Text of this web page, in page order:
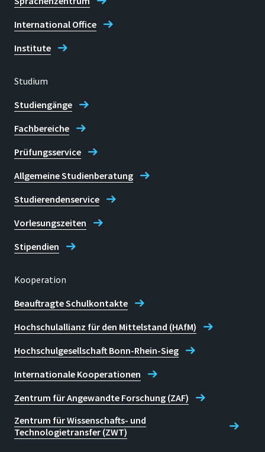
International Office
Institute
Studium
Studiengänge
Fachbereiche
Prüfungsservice
Allgemeine Studienberatung
Studierendenservice
Vorlesungszeiten
Stipendien
Kooperation
Beauftragte Schulkontakte
Hochschulallianz für den Mittelstand (HAfM)
Hochschulgesellschaft Bonn-Rhein-Sieg
Internationale Kooperationen
Zentrum für Angewandte Forschung (ZAF)
Zentrum für Wissenschafts- und
Technologietransfer (ZWT)